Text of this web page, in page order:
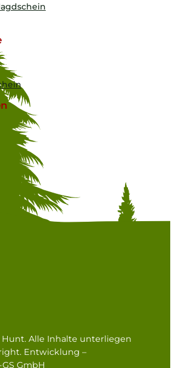
Hunt. Alle Inhalte unterliegen
Entwicklung –
GmbH